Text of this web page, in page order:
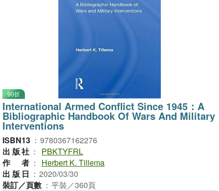
90折
International Armed Conflict Since 1945：A
Bibliographic Handbook Of Wars And Military
Interventions
ISBN13 ： 9780367162276
出版社 ：
PBKTYFRL
作者 ：
Herbert K. Tillema
出版日 ： 2020/03/30
裝訂／頁數 ： 平裝／360頁